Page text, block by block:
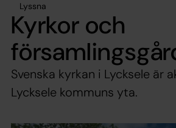
Lyssna
Kyrkor och
Svenska kyrkan i Lycksele är
Lycksele kommuns yta.